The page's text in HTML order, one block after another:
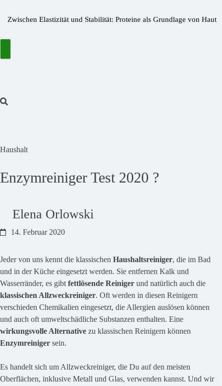
Zwischen Elastizität und Stabilität: Proteine als Grundlage von Haut
Wie kleine Nährstofflücken große Wirkung haben
Preisfehler bei Amazon ➤ Aktuelle Preisfehler finden November
Haushalt
Enzymreiniger Test 2020 ?
Elena Orlowski
14. Februar 2020
Jeder von uns kennt die klassischen Haushaltsreiniger, die im Bad
und in der Küche eingesetzt werden. Sie entfernen Kalk und
Wasserränder, es gibt fettlösende Reiniger und natürlich auch die
klassischen Allzweckreiniger. Oft werden in diesen Reinigern
verschieden Chemikalien eingesetzt, die Allergien auslösen können
und auch oft umweltschädliche Substanzen enthalten. Eine
wirkungsvolle Alternative zu klassischen Reinigern können
Enzymreiniger sein.
Es handelt sich um Allzweckreiniger, die Du auf den meisten
Oberflächen, inklusive Metall und Glas, verwenden kannst. Und wir